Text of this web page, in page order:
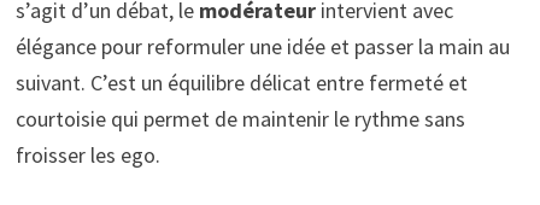
s’agit d’un débat, le modérateurintervient avec
élégance pour reformuler une idée et passer la main au
suivant. C’est un équilibre délicat entre fermeté et
courtoisie qui permet de maintenir le rythme sans
froisser les ego.